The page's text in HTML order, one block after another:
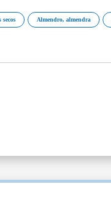
Almendro, almendra